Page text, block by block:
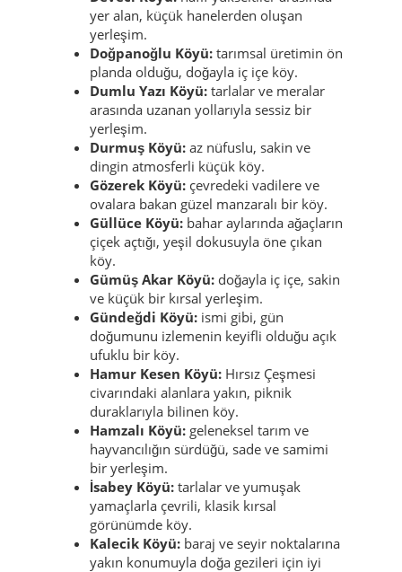
yer alan, küçük hanelerden oluşan
yerleşim.
Doğpanoğlu Köyü: tarımsal üretimin ön
planda olduğu, doğayla iç içe köy.
Dumlu Yazı Köyü: tarlalar ve meralar
arasında uzanan yollarıyla sessiz bir
yerleşim.
Durmuş Köyü: az nüfuslu, sakin ve
dingin atmosferli küçük köy.
Gözerek Köyü: çevredeki vadilere ve
ovalara bakan güzel manzaralı bir köy.
Güllüce Köyü: bahar aylarında ağaçların
çiçek açtığı, yeşil dokusuyla öne çıkan
köy.
Gümüş Akar Köyü: doğayla iç içe, sakin
ve küçük bir kırsal yerleşim.
Gündeğdi Köyü: ismi gibi, gün
doğumunu izlemenin keyifli olduğu açık
ufuklu bir köy.
Hamur Kesen Köyü: Hırsız Çeşmesi
civarındaki alanlara yakın, piknik
duraklarıyla bilinen köy.
Hamzalı Köyü: geleneksel tarım ve
hayvancılığın sürdüğü, sade ve samimi
bir yerleşim.
İsabey Köyü: tarlalar ve yumuşak
yamaçlarla çevrili, klasik kırsal
görünümde köy.
Kalecik Köyü: baraj ve seyir noktalarına
yakın konumuyla doğa gezileri için iyi